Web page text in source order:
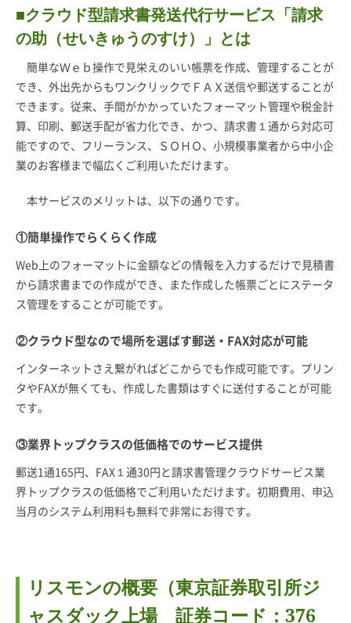
■クラウド型請求書発送代行サービス「請求
の助（せいきゅうのすけ）」とは
簡単なＷｅｂ操作で見栄えのいい帳票を作成、管理することが
でき、外出先からもワンクリックでＦＡＸ送信や郵送することが
できます。従来、手間がかかっていたフォーマット管理や税金計
算、印刷、郵送手配が省力化でき、かつ、請求書１通から対応可
能ですので、フリーランス、ＳＯＨＯ、小規模事業者から中小企
業のお客様まで幅広くご利用いただけます。
本サービスのメリットは、以下の通りです。
①簡単操作でらくらく作成
Web上のフォーマットに金額などの情報を入力するだけで見積書
から請求書までの作成ができ、また作成した帳票ごとにステータ
ス管理をすることが可能です。
②クラウド型なので場所を選ばす郵送・FAX対応が可能
インターネットさえ繋がればどこからでも作成可能です。プリン
タやFAXが無くても、作成した書類はすぐに送付することが可能
です。
③業界トップクラスの低価格でのサービス提供
郵送1通165円、FAX１通30円と請求書管理クラウドサービス業
界トップクラスの低価格でご利用いただけます。初期費用、申込
当月のシステム利用料も無料で非常にお得です。
リスモンの概要（東京証券取引所ジ
ャスダック上場 証券コード：376